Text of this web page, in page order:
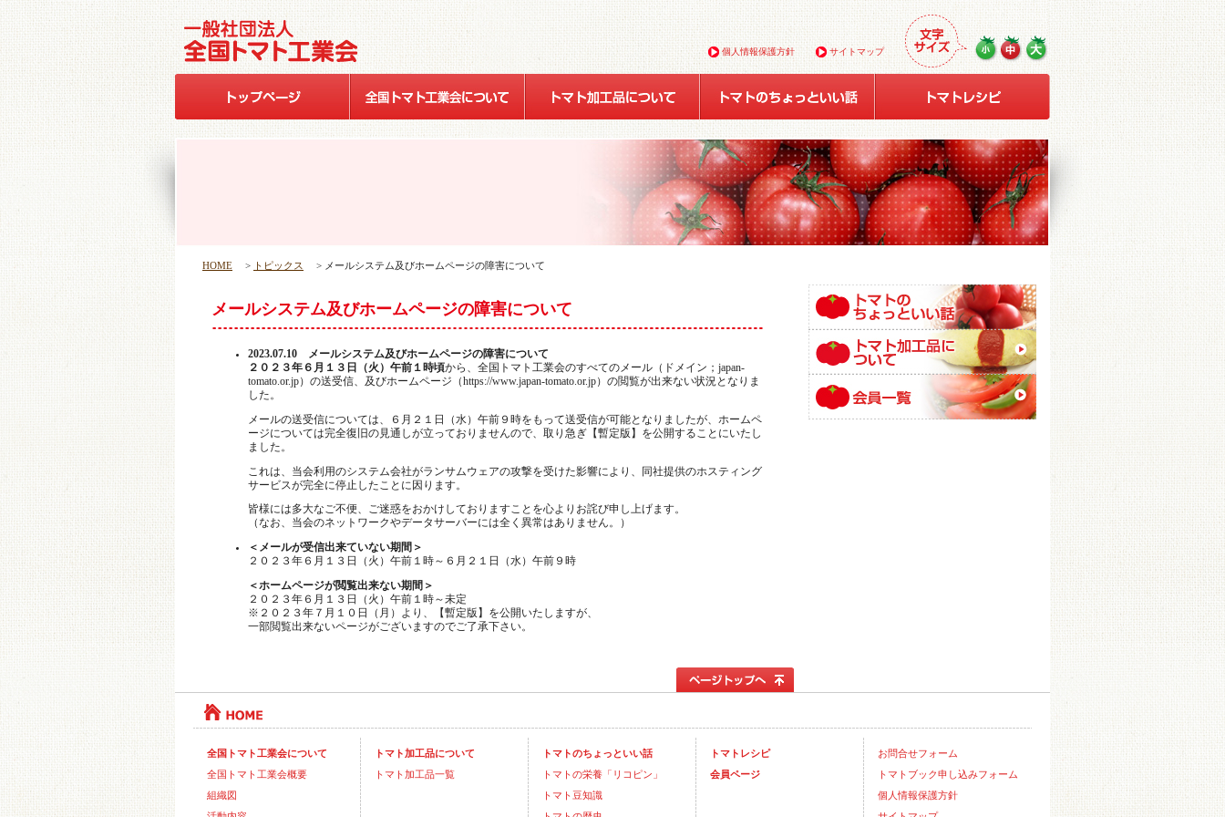
個人情報保護方針 サイトマップ
HOME > トピックス > メールシステム及びホームページの障害について
メールシステム及びホームページの障害について
2023.07.10 メールシステム及びホームページの障害について
２０２３年６月１３日（火）午前１時頃から、全国トマト工業会のすべてのメール（ドメイン；japan-
tomato.or.jp）の送受信、及びホームページ（https://www.japan-tomato.or.jp）の閲覧が出来ない状況となりま
した。
メールの送受信については、６月２１日（水）午前９時をもって送受信が可能となりましたが、ホームペ
ージについては完全復旧の見通しが立っておりませんので、取り急ぎ【暫定版】を公開することにいたし
ました。
これは、当会利用のシステム会社がランサムウェアの攻撃を受けた影響により、同社提供のホスティング
サービスが完全に停止したことに因ります。
皆様には多大なご不便、ご迷惑をおかけしておりますことを心よりお詫び申し上げます。
（なお、当会のネットワークやデータサーバーには全く異常はありません。）
＜メールが受信出来ていない期間＞
２０２３年６月１３日（火）午前１時～６月２１日（水）午前９時
＜ホームページが閲覧出来ない期間＞
２０２３年６月１３日（火）午前１時～未定
※２０２３年７月１０日（月）より、【暫定版】を公開いたしますが、
一部閲覧出来ないページがございますのでご了承下さい。
全国トマト工業会について
全国トマト工業会概要
組織図
トマト加工品について
トマト加工品一覧
トマトのちょっといい話
トマトの栄養「リコピン」
トマト豆知識
トマトレシピ
会員ページ
お問合せフォーム
トマトブック申し込みフォーム
個人情報保護方針